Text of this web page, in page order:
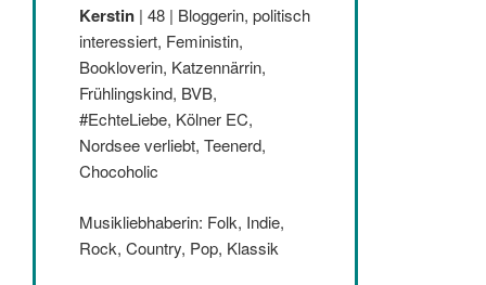
Kerstin | 48 | Bloggerin, politisch
interessiert, Feministin,
Bookloverin, Katzennärrin,
Frühlingskind, BVB,
#EchteLiebe, Kölner EC,
Nordsee verliebt, Teenerd,
Chocoholic
Musikliebhaberin: Folk, Indie,
Rock, Country, Pop, Klassik